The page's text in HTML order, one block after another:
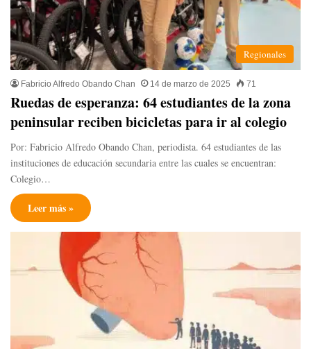
Regionales
Fabricio Alfredo Obando Chan 14 de marzo de 2025 71
Ruedas de esperanza: 64 estudiantes de la zona
peninsular reciben bicicletas para ir al colegio
Por: Fabricio Alfredo Obando Chan, periodista. 64 estudiantes de las
instituciones de educación secundaria entre las cuales se encuentran:
Colegio…
Leer más »